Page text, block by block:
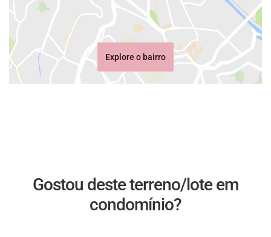
Explore o bairro
Gostou deste terreno/lote em
condomínio?